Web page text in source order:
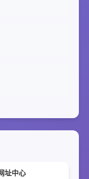
址中心